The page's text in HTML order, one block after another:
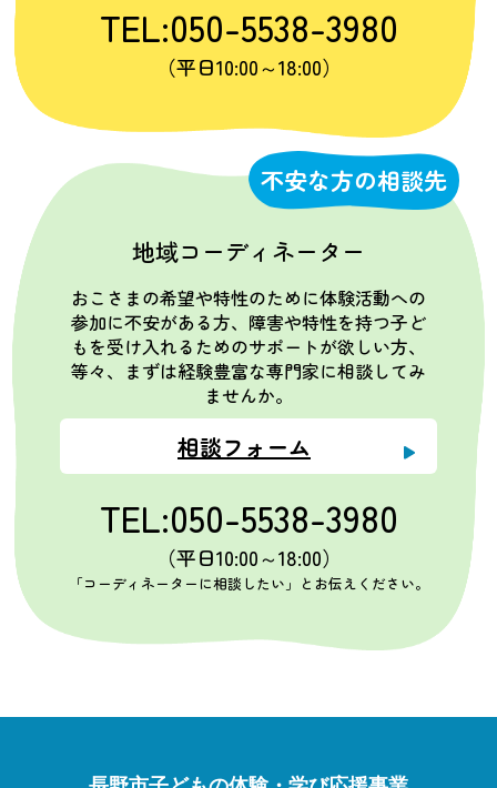
TEL:050-5538-3980
（平日10:00～18:00）
不安な方の相談先
地域コーディネーター
おこさまの希望や特性のために体験活動への
参加に不安がある方、障害や特性を持つ子ど
もを受け入れるためのサポートが欲しい方、
等々、まずは経験豊富な専門家に相談してみ
ませんか。
相談フォーム
TEL:050-5538-3980
（平日10:00～18:00）
「コーディネーターに相談したい」とお伝えください。